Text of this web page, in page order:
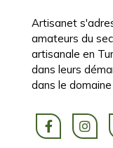
Artisanet
amateurs du
artisanale en
dans leurs
dans le